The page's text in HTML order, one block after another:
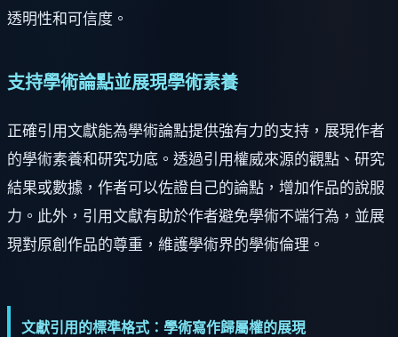
透明性和可信度。
支持學術論點並展現學術素養
正確引用文獻能為學術論點提供強有力的支持，展現作者
的學術素養和研究功底。透過引用權威來源的觀點、研究
結果或數據，作者可以佐證自己的論點，增加作品的說服
力。此外，引用文獻有助於作者避免學術不端行為，並展
現對原創作品的尊重，維護學術界的學術倫理。
文獻引用的標準格式：學術寫作歸屬權的展現